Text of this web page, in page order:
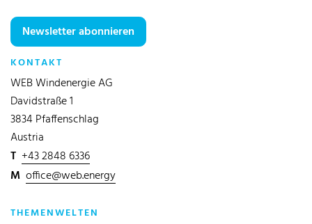
Newsletter abonnieren
KONTAKT
WEB Windenergie AG
Davidstraße 1
3834 Pfaffenschlag
Austria
T +43 2848 6336
M office@web.energy
THEMENWELTEN